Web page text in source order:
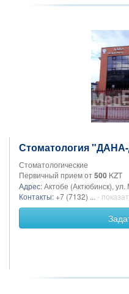
Стоматология
Стоматологические
Первичный прием от500 KZT
Адрес:Актобе (Актюбинск),
Контакты: +7 (7132) ... -